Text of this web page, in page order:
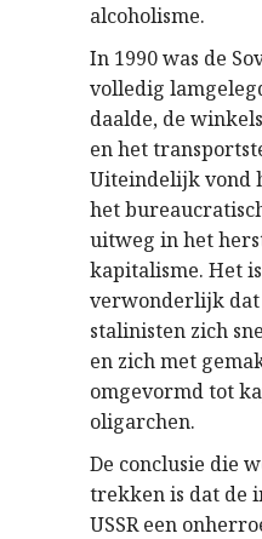
alcoholisme.
In 1990 was de
volledig
daalde, de
en het
Uiteindelijk vond
het
uitweg in het
kapitalisme. Het
verwonderlijk
stalinisten zich
en zich met
omgevormd tot
oligarchen.
De conclusie die
trekken is dat de
USSR een